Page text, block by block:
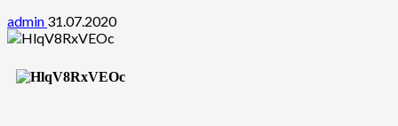
admin 31.07.2020